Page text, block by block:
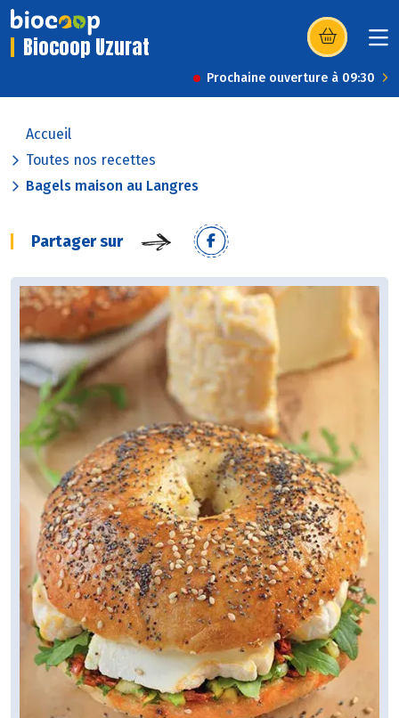
Biocoop Uzurat (s’ouvre dans
Prochaine ouverture à 09:30
Accueil
Toutes nos recettes
Bagels maison au Langres
Partager sur